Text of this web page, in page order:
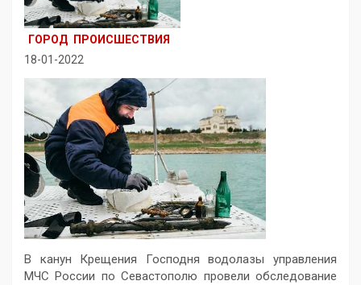
ГОРОД
ПРОИСШЕСТВИЯ
18-01-2022
В канун Крещения Господня водолазы управления
МЧС России по Севастополю провели обследование